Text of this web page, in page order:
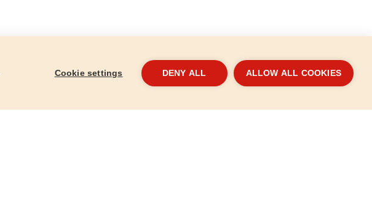
Cookie settings DENY ALL ALLOW ALL COOKIES